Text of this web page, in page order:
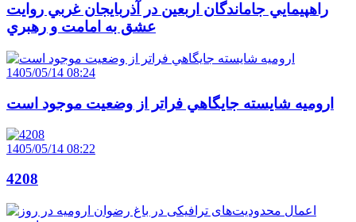
راهپيمايي جاماندگان اربعين در آذربايجان غربي روايت
عشق به امامت و رهبري
1405/05/14 08:24
اروميه شايسته جايگاهي فراتر از وضعيت موجود است
1405/05/14 08:22
4208